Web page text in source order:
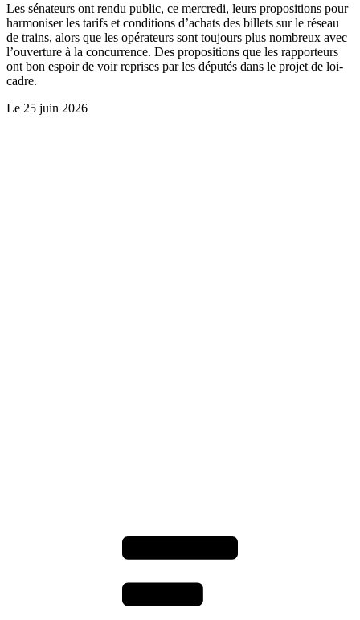
Les sénateurs ont rendu public, ce mercredi, leurs propositions pour
harmoniser les tarifs et conditions d’achats des billets sur le réseau
de trains, alors que les opérateurs sont toujours plus nombreux avec
l’ouverture à la concurrence. Des propositions que les rapporteurs
ont bon espoir de voir reprises par les députés dans le projet de loi-
cadre.
Le 25 juin 2026